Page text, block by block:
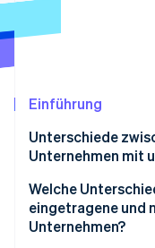
Betrugsprävention
Atlas
Online-
Einführung
Unterschiede
Unternehmen mit
Welche
eingetragene und
Unternehmen?